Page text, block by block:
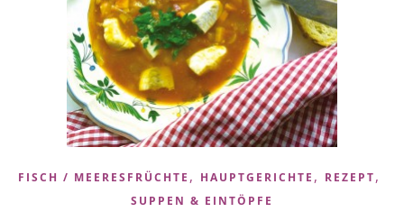
FISCH / MEERESFRÜCHTE , HAUPTGERICHTE , REZEPT,
SUPPEN & EINTÖPFE